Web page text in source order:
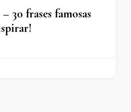
30 frases famosas